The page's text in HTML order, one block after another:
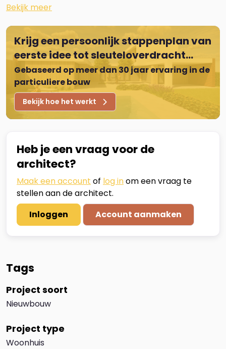
Krijg een persoonlijk stappenplan van
eerste idee tot sleuteloverdracht...
Gebaseerd op meer dan 30 jaar ervaring in de
particuliere bouw
Bekijk hoe het werkt
Heb je een vraag voor de
architect?
Maak een account of log inom een vraag te
stellen aan de architect.
Inloggen
Account aanmaken
Tags
Project soort
Nieuwbouw
Project type
Woonhuis